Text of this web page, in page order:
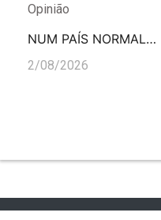
Opinião
NUM PAÍS NORMAL…
2/08/2026